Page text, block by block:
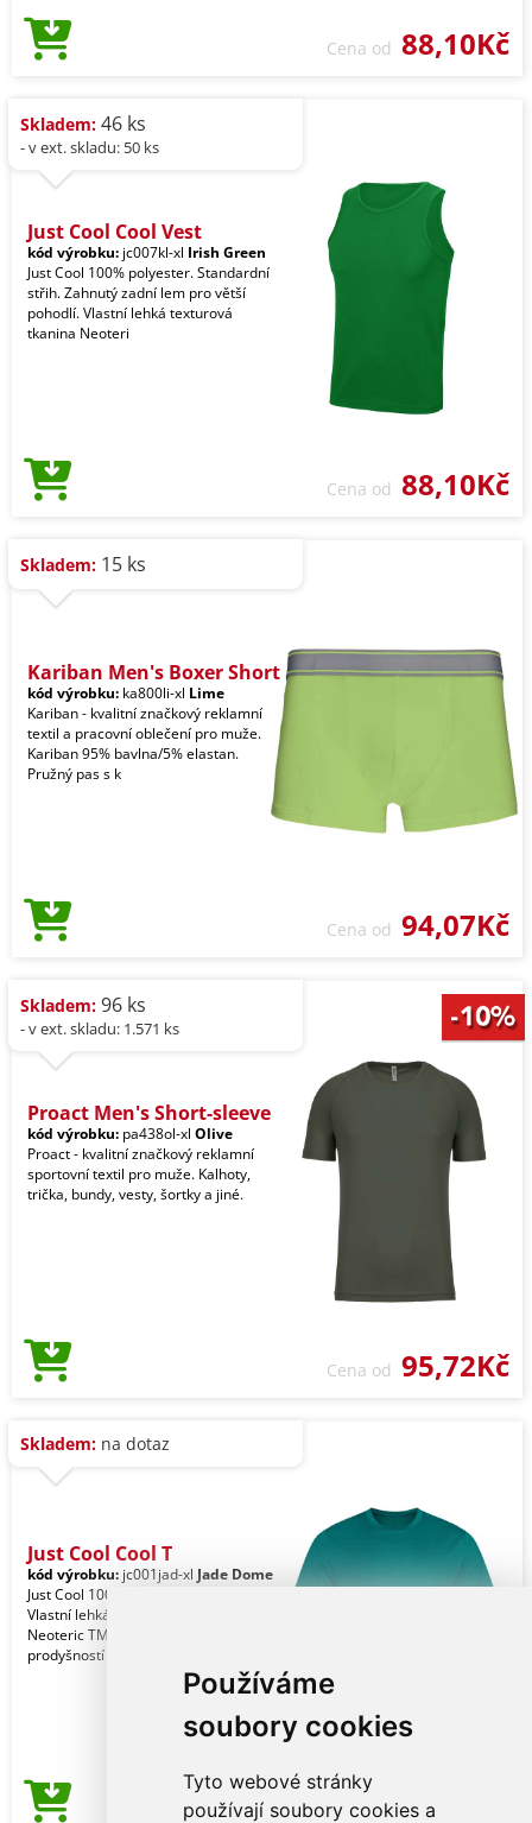
Používáme
soubory cookies
Tyto webové stránky
používají soubory cookies a
Cena od 88,10Kč
Skladem: 46 ks
- v ext. skladu: 50 ks
Just Cool Cool Vest
kód výrobku: jc007kl-xl Irish Green
Just Cool 100% polyester. Standardní
střih. Zahnutý zadní lem pro větší
pohodlí. Vlastní lehká texturová
tkanina Neoteri
Cena od 88,10Kč
Skladem: 15 ks
Kariban Men's Boxer Short
kód výrobku: ka800li-xl Lime
Kariban - kvalitní značkový reklamní
textil a pracovní oblečení pro muže.
Kariban 95% bavlna/5% elastan.
Pružný pas s k
Cena od 94,07Kč
Skladem: 96 ks
- v ext. skladu: 1.571 ks
Proact Men's Short-sleeve
kód výrobku: pa438ol-xl Olive
Proact - kvalitní značkový reklamní
sportovní textil pro muže. Kalhoty,
trička, bundy, vesty, šortky a jiné.
Cena od 95,72Kč
Skladem: na dotaz
Just Cool Cool T
kód výrobku: jc001jad-xl Jade Dome
Just Cool 100% polyester. Volný střih.
Vlastní lehká texturová tkanina
Neoteric TM od AWDis s přirozenou
prodyšností a r
Cena od96,17Kč